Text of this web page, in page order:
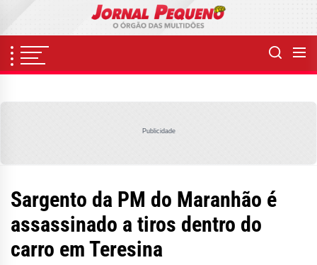
content
Publicidade
Sargento da PM do Maranhão é
assassinado a tiros dentro do
carro em Teresina